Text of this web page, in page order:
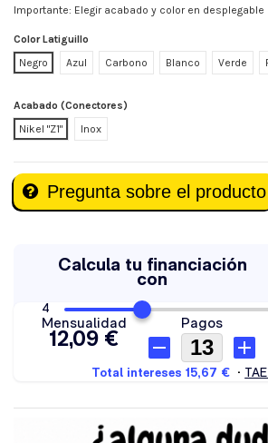
Importante: Elegir acabado y color en desplegable
Color Latiguillo
Negro
Azul Carbono Blanco Verde
Acabado (Conectores)
Nikel "Z1"
Inox
Pregunta sobre el producto